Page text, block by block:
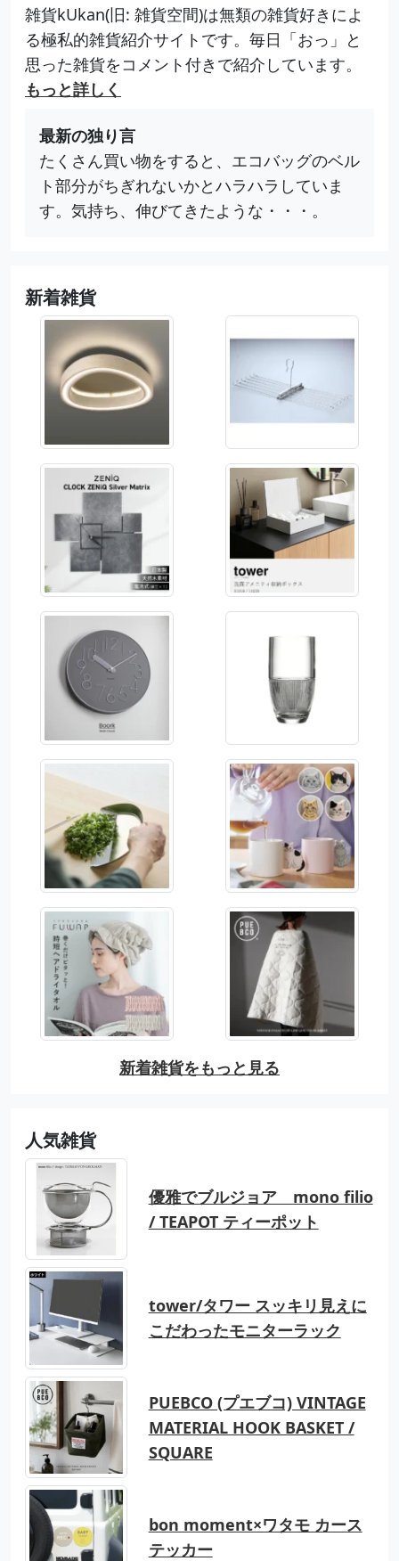
雑貨kUkan(旧: 雑貨空間)は無類の雑貨好きによ
る極私的雑貨紹介サイトです。毎日「おっ」と
思った雑貨をコメント付きで紹介しています。
もっと詳しく
最新の独り言
たくさん買い物をすると、エコバッグのベル
ト部分がちぎれないかとハラハラしていま
す。気持ち、伸びてきたような・・・。
新着雑貨
新着雑貨をもっと見る
人気雑貨
優雅でブルジョア mono filio
/ TEAPOT ティーポット
tower/タワー スッキリ見えに
こだわったモニターラック
PUEBCO (プエブコ) VINTAGE
MATERIAL HOOK BASKET /
SQUARE
bon moment×ワタモ カース
テッカー